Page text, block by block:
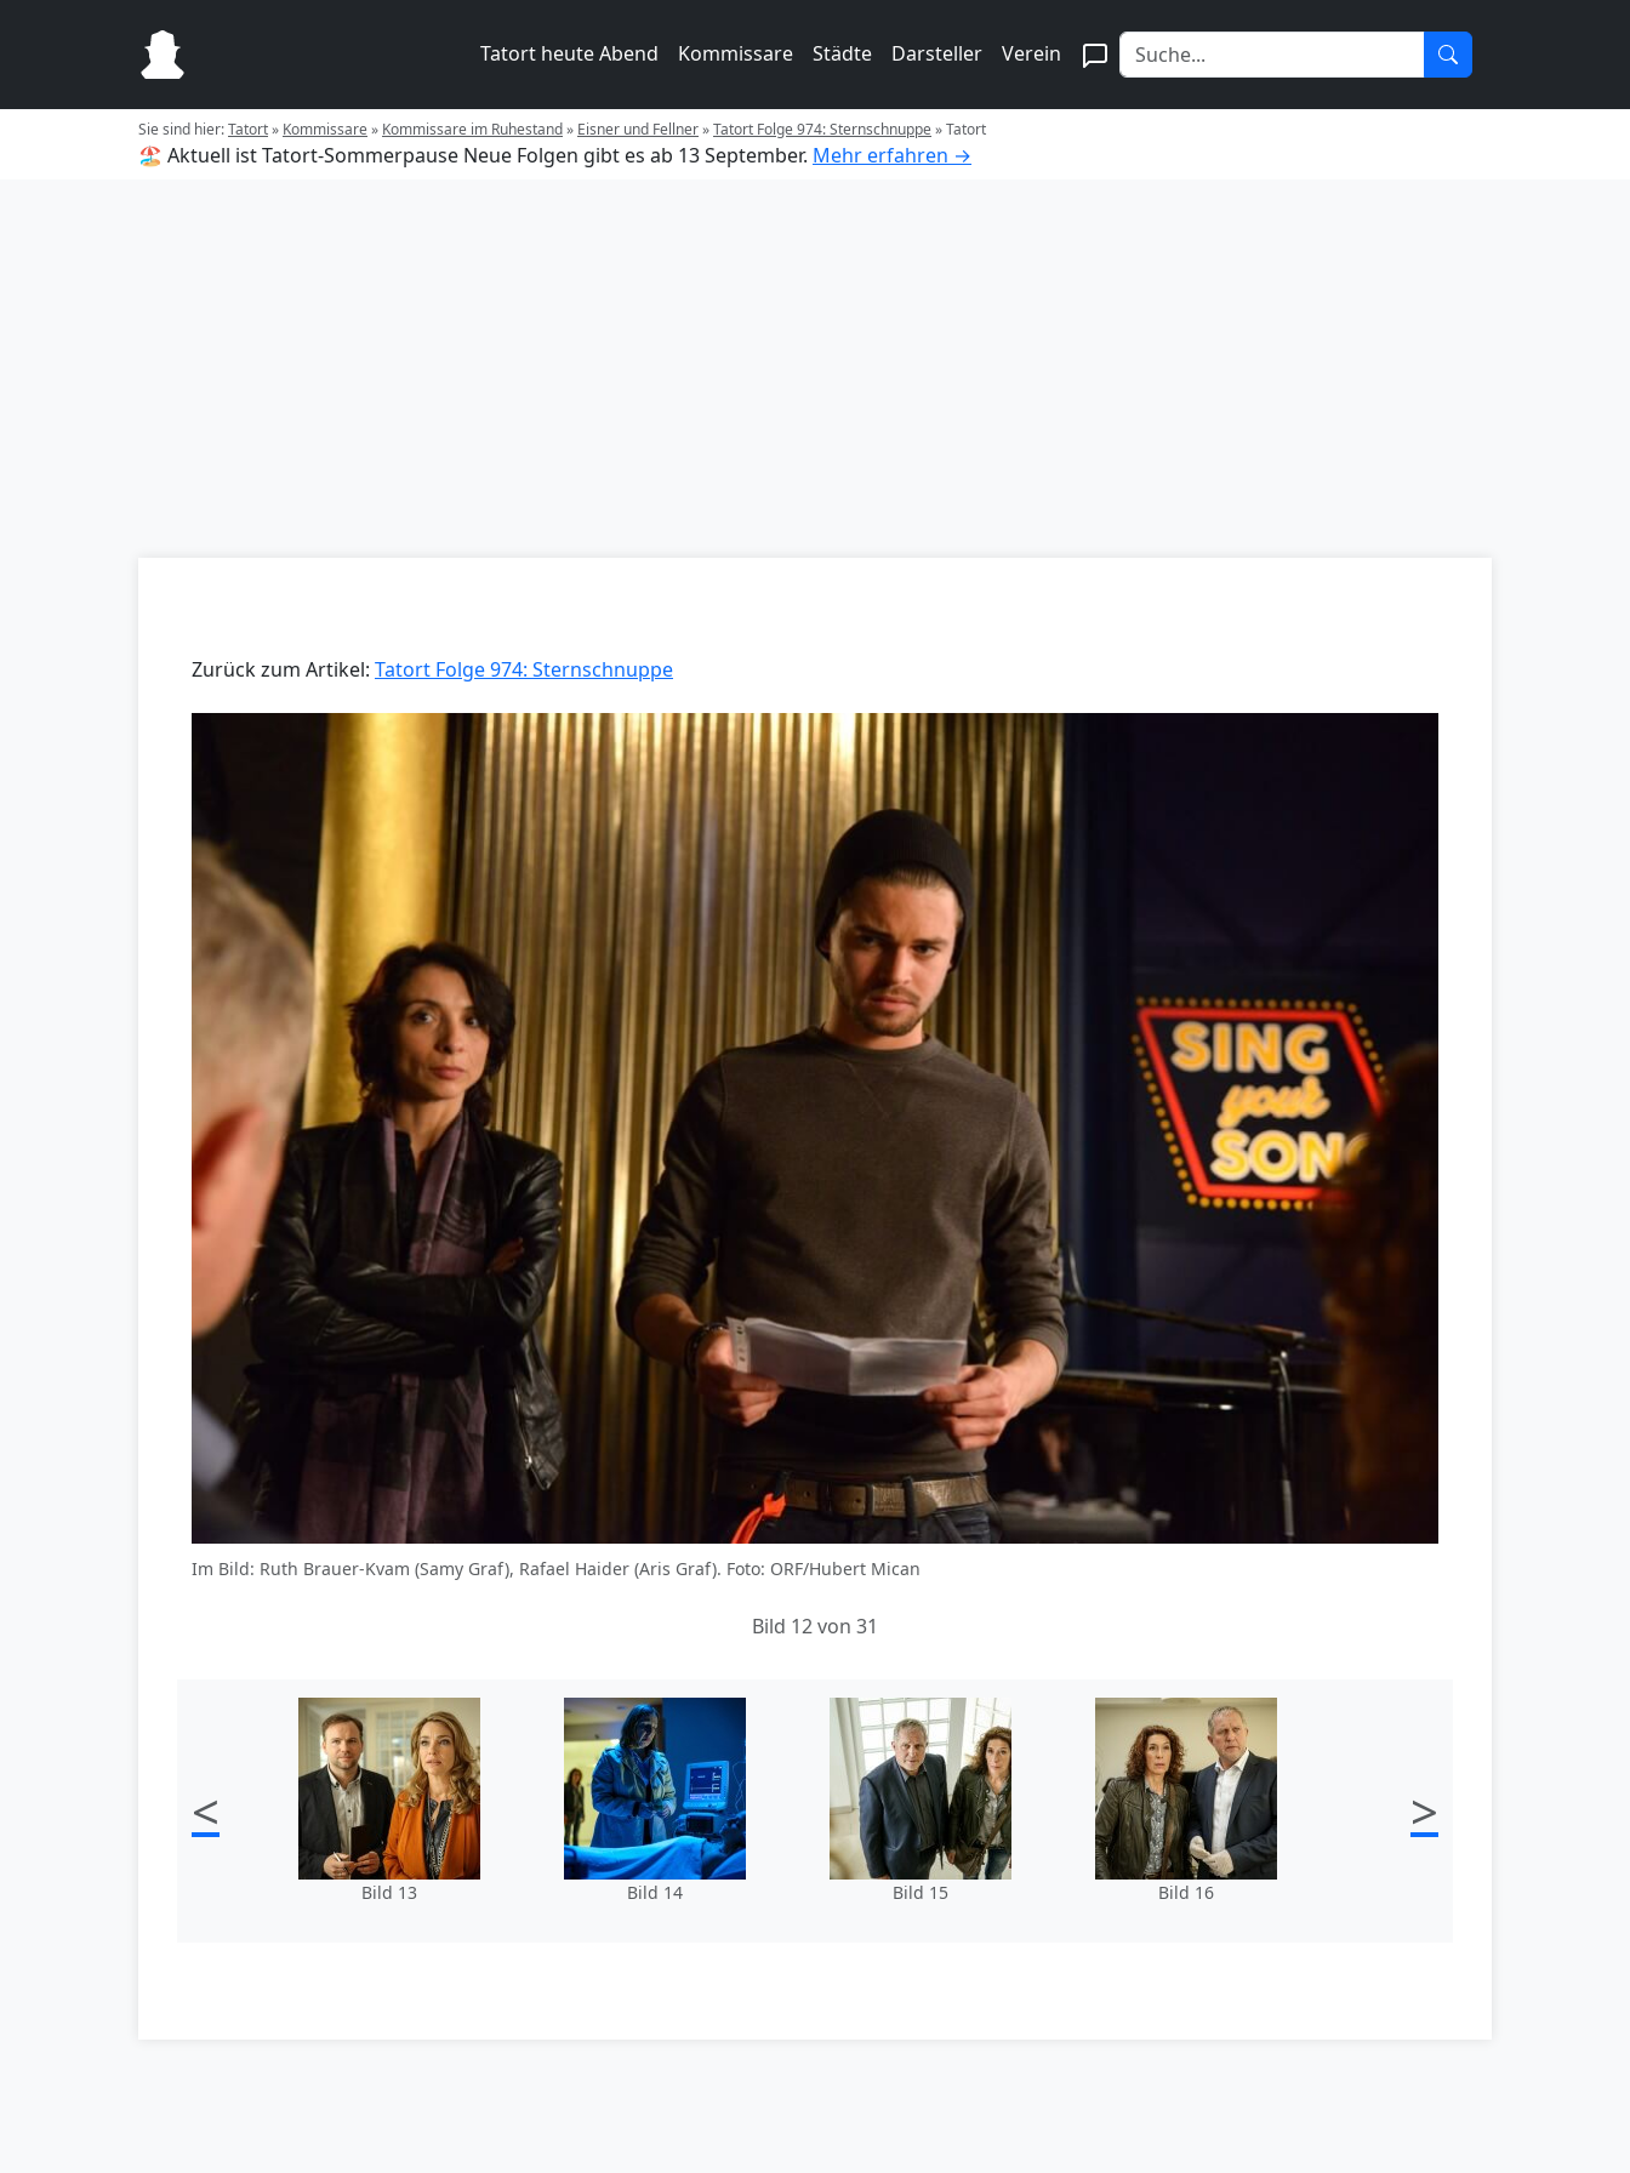
Tatort heute Abend Kommissare Städte Darsteller Verein
Sie sind hier:Tatort» Kommissare» Kommissare im Ruhestand» Eisner und Fellner»Tatort Folge 974: Sternschnuppe»Tatort
🏖️ Aktuell ist Tatort-Sommerpause Neue Folgen gibt es ab 13 September. Mehr erfahren →
Zurück zum Artikel: Tatort Folge 974: Sternschnuppe
Im Bild: Ruth Brauer-Kvam (Samy Graf), Rafael Haider (Aris Graf). Foto: ORF/Hubert Mican
Bild 12 von 31
<
Bild 13 Bild 14 Bild 15 Bild 16
>